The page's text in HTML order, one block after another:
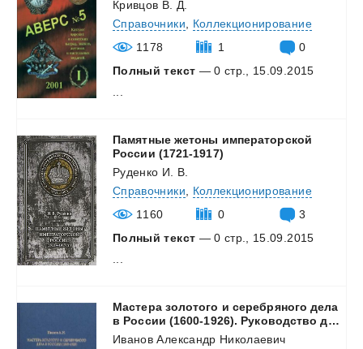
Кривцов В. Д.
Справочники
Коллекционирование
1178
1
0
Полный текст — 0 стр., 15.09.2015
Памятные жетоны императорской
России (1721-1917)
Руденко И. В.
Справочники
Коллекционирование
1160
0
3
Полный текст — 0 стр., 15.09.2015
Мастера золотого и серебряного дела
в России (1600-1926). Руководство для экспертов-искусствоведов в 2-х томах (1-й том)
Иванов Александр Николаевич